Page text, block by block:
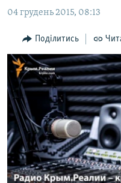
основної
навігації
Перейти
до
пошуку
БЛОГИ
ПОГЛЯД
ІНТЕРВ'Ю
ВСЕ ЗА ДЕНЬ
СПЕЦПРОЕКТИ
ДЕПОРТАЦІЯ
ВІДЕОУРОКИ «ELIFBE»
СВІДЧЕННЯ ОКУПАЦІЇ
ЯК ОБІЙТИ
Русский
Qırımtatar
04 грудень 2015, 08:13
Поділитись